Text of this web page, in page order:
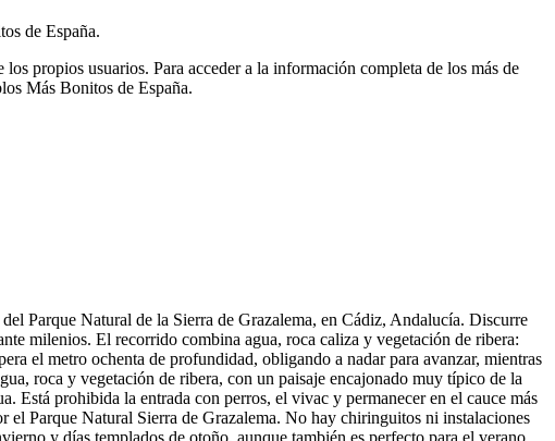
de España.
los propios usuarios. Para acceder a la información completa de los más de
Más Bonitos de España.
Parque Natural de la Sierra de Grazalema, en Cádiz, Andalucía. Discurre
milenios. El recorrido combina agua, roca caliza y vegetación de ribera:
el metro ochenta de profundidad, obligando a nadar para avanzar, mientras
roca y vegetación de ribera, con un paisaje encajonado muy típico de la
Está prohibida la entrada con perros, el vivac y permanecer en el cauce más
Parque Natural Sierra de Grazalema. No hay chiringuitos ni instalaciones